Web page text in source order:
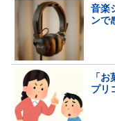
音楽
ンで
「
プリ